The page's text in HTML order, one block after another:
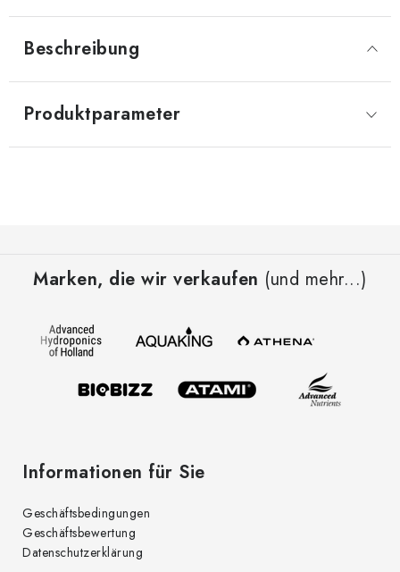
Beschreibung
Produktparameter
Marken, die wir verkaufen (und mehr...)
Informationen für Sie
Geschäftsbedingungen
Geschäftsbewertung
Datenschutzerklärung